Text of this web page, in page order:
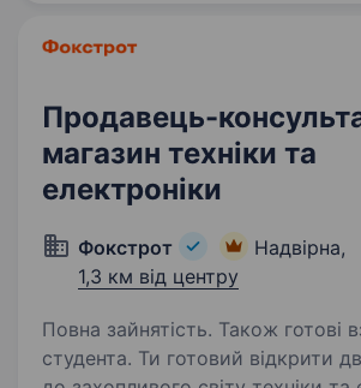
Продавець-
магазин техніки та
електроніки
Фокстрот
Надвірна,
1,3 км від центру
Повна зайнятість. Також готові
студента. Ти готовий відкрити двері